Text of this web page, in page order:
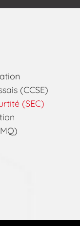
(CCSE)
(SEC)